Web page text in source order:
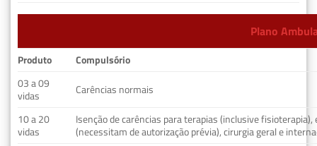
Plano
Produto
Compulsório
03 a 09
vidas
Carências normais
10 a 20
vidas
Isenção de carências para terapias (inclusive fisioterapia),
(necessitam de autorização prévia), cirurgia geral e